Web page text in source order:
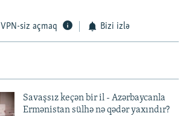
VPN-siz açmaq Bizi izlə
Savaşsız keçən bir il - Azərbaycanla
Ermənistan sülhə nə qədər yaxındır?